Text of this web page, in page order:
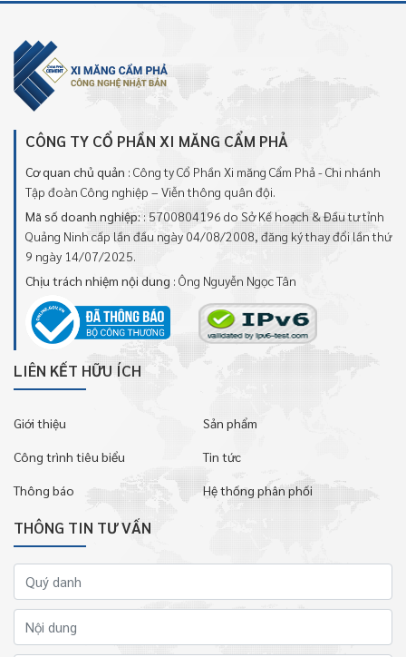
CÔNG TY CỔ PHẦN XI MĂNG CẨM PHẢ
Cơ quan chủ quản : Công ty Cổ Phần Xi măng Cẩm Phả - Chi nhánh
Tập đoàn Công nghiệp – Viễn thông quân đội.
Mã số doanh nghiệp: : 5700804196 do Sở Kế hoạch & Đầu tư tỉnh
Quảng Ninh cấp lần đầu ngày 04/08/2008, đăng ký thay đổi lần thứ
9 ngày 14/07/2025.
Chịu trách nhiệm nội dung : Ông Nguyễn Ngọc Tân
LIÊN KẾT HỮU ÍCH
Giới thiệu Sản phẩm
Công trình tiêu biểu Tin tức
Thông báo Hệ thống phân phối
THÔNG TIN TƯ VẤN